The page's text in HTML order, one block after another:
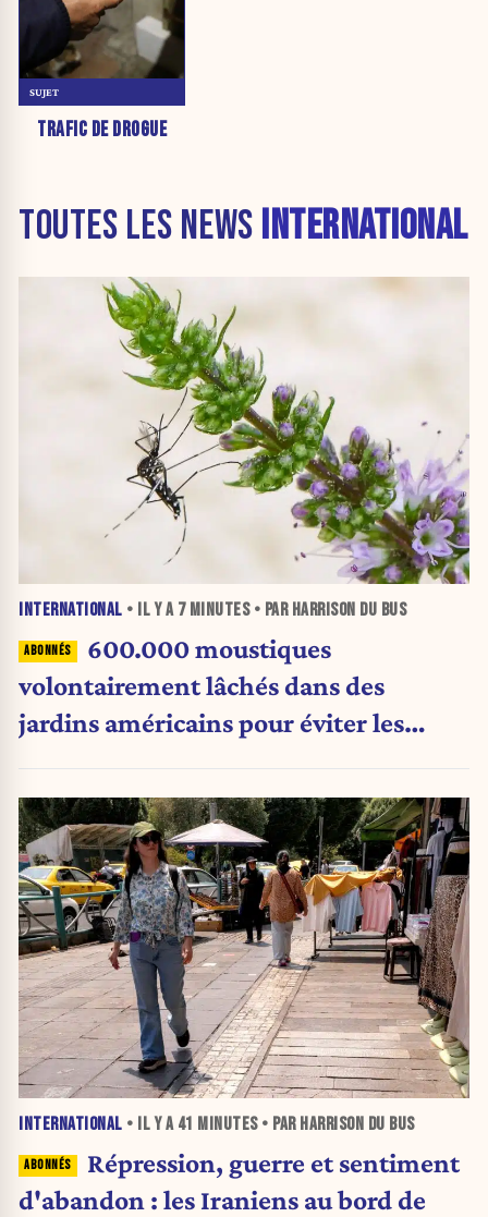
TRAFIC DE DROGUE
SUJET
TOUTES LES NEWS INTERNATIONAL
INTERNATIONAL • IL Y A 7 MINUTES• PAR HARRISON DU BUS
600.000 moustiques
volontairement lâchés dans des
jardins américains pour éviter les
INTERNATIONAL • IL Y A 41 MINUTES• PAR HARRISON DU BUS
Répression, guerre et sentiment
d'abandon : les Iraniens au bord de